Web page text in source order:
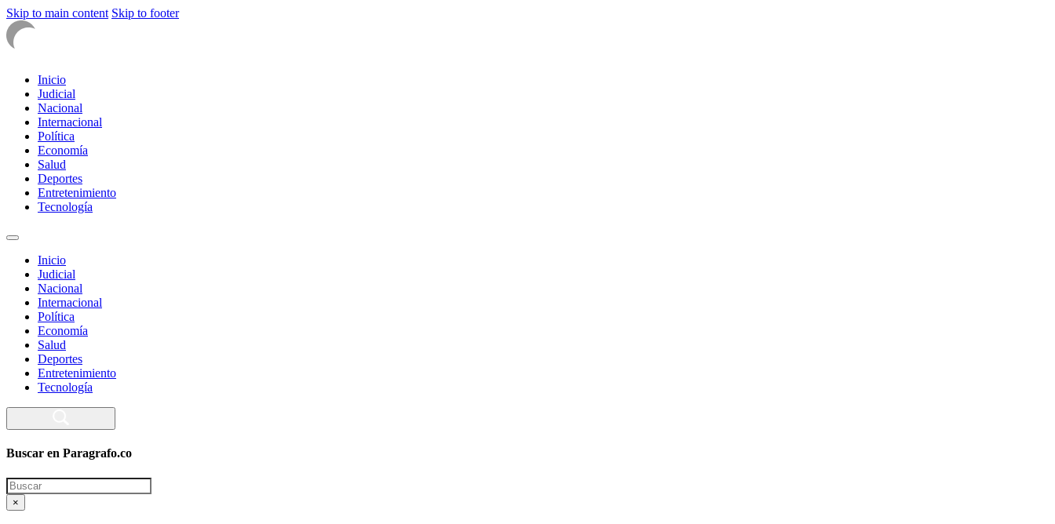
Skip to main content Skip to footer
Inicio
Judicial
Nacional
Internacional
Política
Economía
Salud
Deportes
Entretenimiento
Tecnología
Inicio
Judicial
Nacional
Internacional
Política
Economía
Salud
Deportes
Entretenimiento
Tecnología
Buscar en Paragrafo.co
Search
×